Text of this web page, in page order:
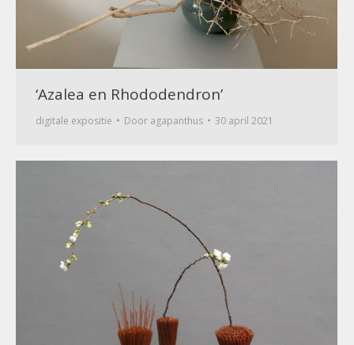
‘Azalea en Rhododendron’
digitale expositie Door agapanthus 30 april 2021